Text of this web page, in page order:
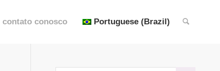
contato conosco Portuguese (Brazil)